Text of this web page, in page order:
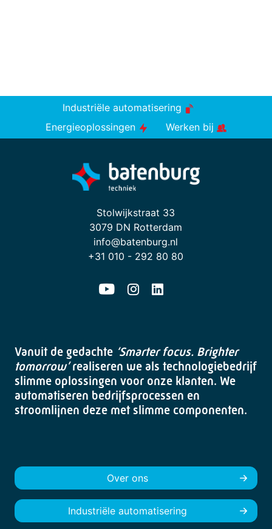
Industriële automatisering
Energieoplossingen
Werken bij
Stolwijkstraat 33
3079 DN Rotterdam
info@batenburg.nl
+31 010 - 292 80 80
Vanuit de gedachte ‘Smarter focus. Brighter
tomorrow’realiseren we als technologiebedrijf
slimme oplossingen voor onze klanten. We
automatiseren bedrijfsprocessen en
stroomlijnen deze met slimme componenten.
Over ons
Industriële automatisering